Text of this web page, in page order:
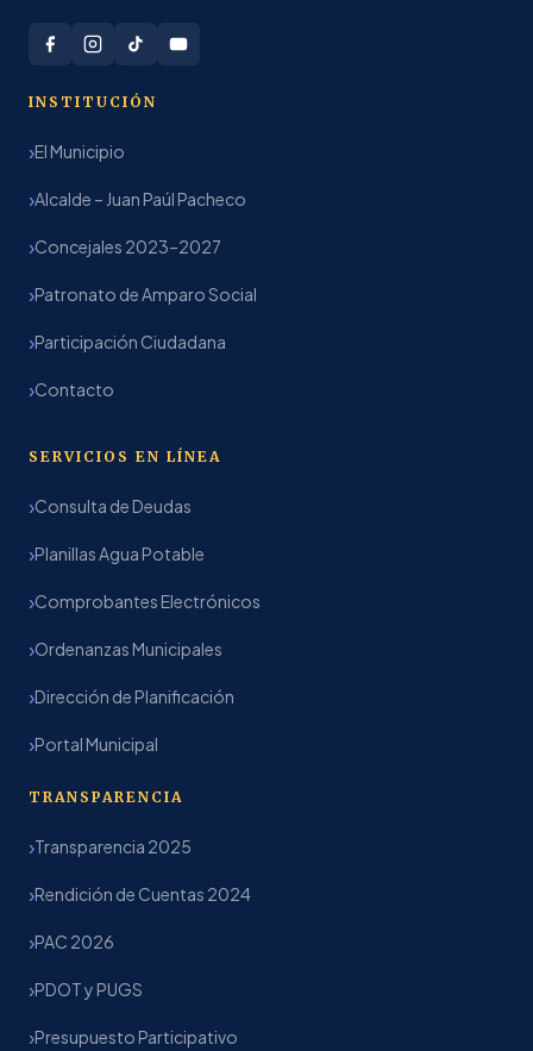
INSTITUCIÓN
El Municipio
Alcalde – Juan Paúl Pacheco
Concejales 2023–2027
Patronato de Amparo Social
Participación Ciudadana
Contacto
SERVICIOS EN LÍNEA
Consulta de Deudas
Planillas Agua Potable
Comprobantes Electrónicos
Ordenanzas Municipales
Dirección de Planificación
Portal Municipal
TRANSPARENCIA
Transparencia 2025
Rendición de Cuentas 2024
PAC 2026
PDOT y PUGS
Presupuesto Participativo